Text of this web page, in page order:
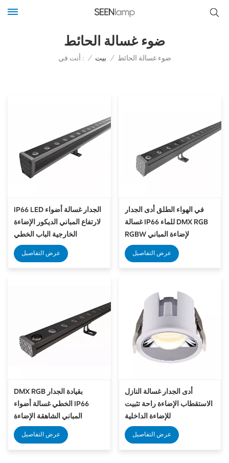
ضوء غسالة الحائط
أنت في : / بيت / ضوء غسالة الحائط
IP66 LED الجدار غسالة أضواء
لارتفاع المباني الديكور الإضاءة
الخارجية الباب الخطي
عرض التفاصيل
في الهواء الطلق أدى الجدار
غسالة IP66 للماء DMX RGB
RGBW لإضاءة المباني
المعمارية
عرض التفاصيل
DMX RGB بقيادة الجدار
الخطي غسالة أضواء IP66
المباني الشاهقة الإضاءة
المعمارية في الهواء الطلق
عرض التفاصيل
أدى الجدار غسالة النازل
الاستقطاب الإضاءة راحة تثبيت
للإضاءة الداخلية
عرض التفاصيل